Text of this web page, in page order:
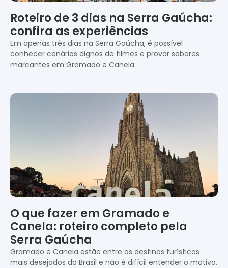
Roteiro de 3 dias na Serra Gaúcha:
confira as experiências
Em apenas três dias na Serra Gaúcha, é possível
conhecer cenários dignos de filmes e provar sabores
marcantes em Gramado e Canela.
O que fazer em Gramado e
Canela: roteiro completo pela
Serra Gaúcha
Gramado e Canela estão entre os destinos turísticos
mais desejados do Brasil e não é difícil entender o motivo.